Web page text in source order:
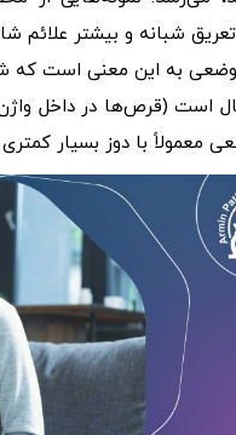
شبانه و بیشتر علائم
به این معنی است که
است (قرص‌ها در داخل
معمولاً با دوز بسیار